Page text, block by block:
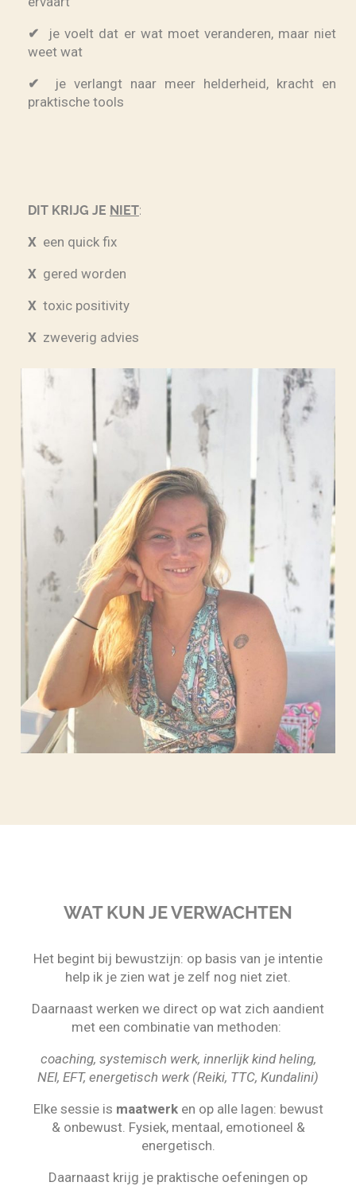
✔ je voelt dat er wat moet veranderen, maar niet
weet wat
✔ je verlangt naar meer helderheid, kracht en
praktische tools
DIT KRIJG JE NIET:
X een quick fix
X gered worden
X toxic positivity
X zweverig advies
WAT KUN JE VERWACHTEN
Het begint bij bewustzijn: op basis van je intentie
help ik je zien wat je zelf nog niet ziet.
Daarnaast werken we direct op wat zich aandient
met een combinatie van methoden:
coaching, systemisch werk, innerlijk kind heling,
NEI, EFT, energetisch werk (Reiki, TTC, Kundalini)
Elke sessie is maatwerken op alle lagen: bewust
& onbewust. Fysiek, mentaal, emotioneel &
energetisch.
Daarnaast krijg je praktische oefeningen op